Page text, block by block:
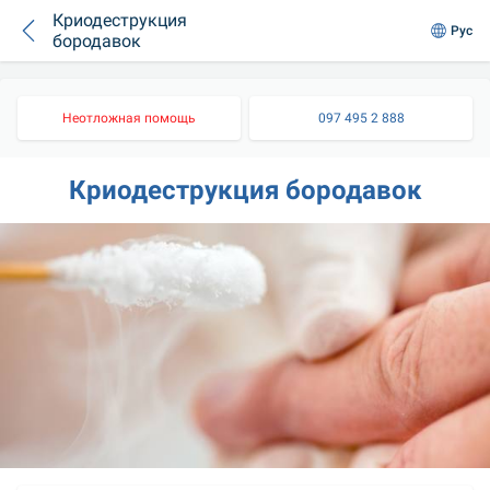
Криодеструкция
бородавок
Рус
Неотложная помощь 097 495 2 888
Криодеструкция бородавок